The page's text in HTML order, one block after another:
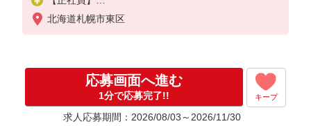
月給：180,000〜308,000円（資格・経験による）
基本給：180,000〜308,000円
精勤手当：10,000円
診療報酬手当（ベースアップ評価）：10,000円
家族手当（扶養家族1人目10,000円、2人目以降1人
につき5,000円）
※各手当、支給には条件があります。
北海道札幌市東区
応募画面へ進む
1分で応募完了!! キープ
求人応募期間：2026/08/03～2026/11/30